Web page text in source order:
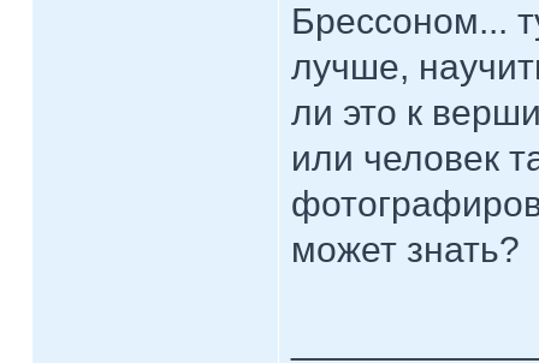
Брессоном...
лучше,
ли это к
или человек
может знать?